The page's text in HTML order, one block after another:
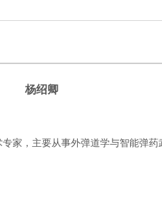
杨绍卿
，主要从事外弹道学与智能弹药